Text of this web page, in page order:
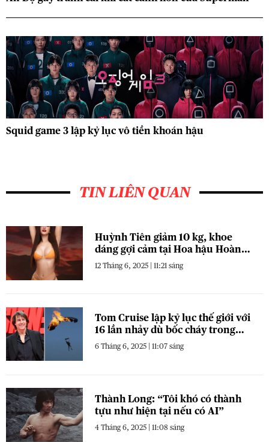
Squid game 3 lập kỷ lục vô tiền khoán hậu
TIN LIÊN QUAN
Huỳnh Tiên giảm 10 kg, khoe
dáng gợi cảm tại Hoa hậu Hoàn
vũ Việt Nam
12 Tháng 6, 2025 | 11:21 sáng
Tom Cruise lập kỷ lục thế giới với
16 lần nhảy dù bốc cháy trong
Mission: Impossible 8
6 Tháng 6, 2025 | 11:07 sáng
Thành Long: “Tôi khó có thành
tựu như hiện tại nếu có AI”
4 Tháng 6, 2025 | 11:08 sáng